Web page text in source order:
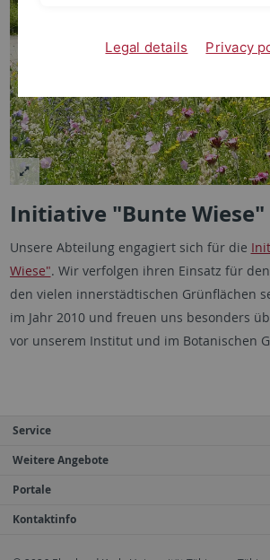
Initiative "Bunte Wiese"
Unsere Abteilung engagiert sich für die
Wiese". Wir verfolgen ihren Einsatz für
den vielen innerstädtischen Grünflächen
im Jahr 2010 und freuen uns besonders
vor unserem Institut und im Botanischen
Service
Weitere Angebote
Portale
Kontaktinfo
Legal details Privacy